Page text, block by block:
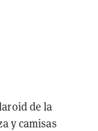
de la
y camisas